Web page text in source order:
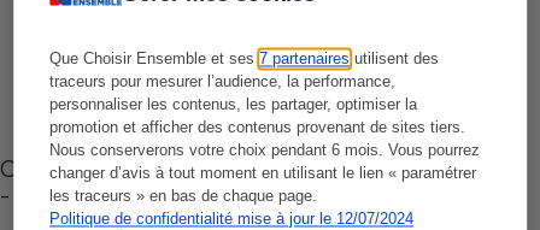
Que Choisir Ensemble et ses7 partenaires utilisent des
traceurs pour mesurer l’audience, la performance,
personnaliser les contenus, les partager, optimiser la
promotion et afficher des contenus provenant de sites tiers.
Nous conserverons votre choix pendant 6 mois. Vous pourrez
changer d’avis à tout moment en utilisant le lien « paramétrer
les traceurs » en bas de chaque page.
Politique de confidentialité mise à jour le 12/07/2024
Cafetière à capsules zéro déchet CoffeeB (vidéo)
- Premières impressions